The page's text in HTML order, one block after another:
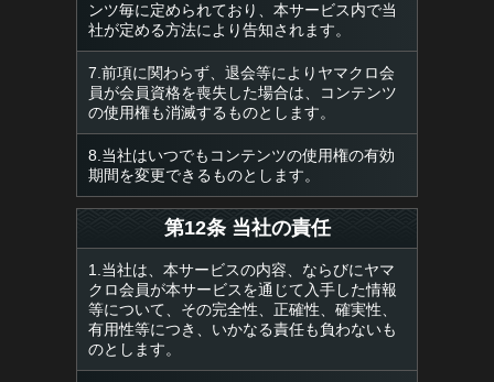
ンツ毎に定められており、本サービス内で当
社が定める方法により告知されます。
7.前項に関わらず、退会等によりヤマクロ会
員が会員資格を喪失した場合は、コンテンツ
の使用権も消滅するものとします。
8.当社はいつでもコンテンツの使用権の有効
期間を変更できるものとします。
第12条 当社の責任
1.当社は、本サービスの内容、ならびにヤマ
クロ会員が本サービスを通じて入手した情報
等について、その完全性、正確性、確実性、
有用性等につき、いかなる責任も負わないも
のとします。